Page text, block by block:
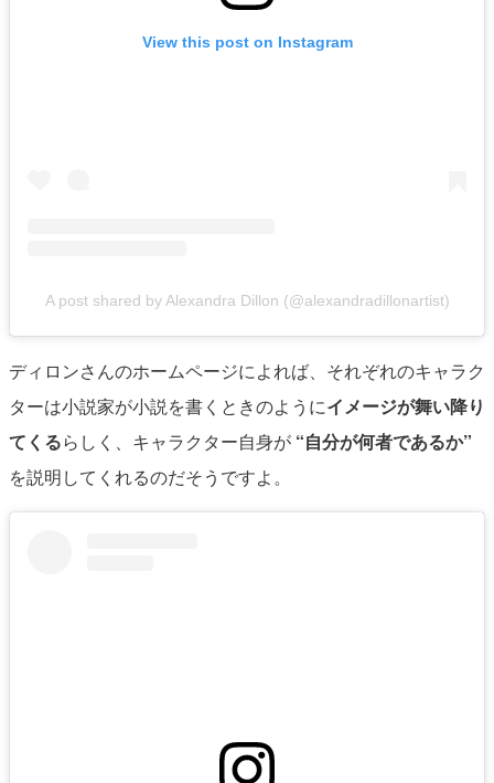
View this post on Instagram
A post shared by Alexandra Dillon (@alexandradillonartist)
ディロンさんのホームページによれば、それぞれのキャラク
ターは小説家が小説を書くときのようにイメージが舞い降り
てくるらしく、キャラクター自身が“自分が何者であるか”
を説明してくれるのだそうですよ。